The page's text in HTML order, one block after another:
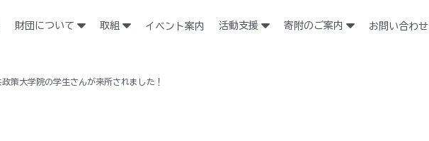
財団について 取組 イベント案内 活動支援 寄附のご案内 お問い合わせ
策大学院の学生さんが来所されました！